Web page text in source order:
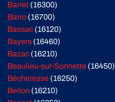
Barret (16300)
Barro (16700)
Bassac (16120)
Bayers (16460)
Bazac (16210)
Beaulieu-sur-Sonnette (16450)
Bécheresse (16250)
Bellon (16210)